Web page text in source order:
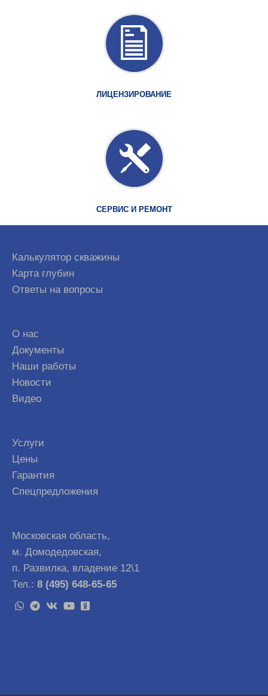
ЛИЦЕНЗИРОВАНИЕ
СЕРВИС И РЕМОНТ
Калькулятор скважины
Карта глубин
Ответы на вопросы
О нас
Документы
Наши работы
Новости
Видео
Услуги
Цены
Гарантия
Спецпредложения
Московская область,
м. Домодедовская,
п. Развилка, владение 12\1
Тел.: 8 (495) 648-65-65